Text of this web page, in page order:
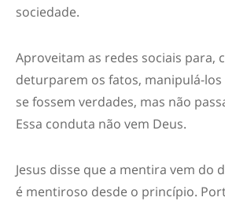
sociedade.
Aproveitam as redes sociais para,
deturparem os fatos, manipulá-
se fossem verdades, mas não
Essa conduta não vem Deus.
Jesus disse que a mentira vem do
é mentiroso desde o princípio.